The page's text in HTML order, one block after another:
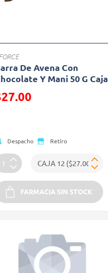
De Avena Con
Y Mani 50 G Caja
reducido de
Despacho Retiro
FARMACIA SIN STOCK